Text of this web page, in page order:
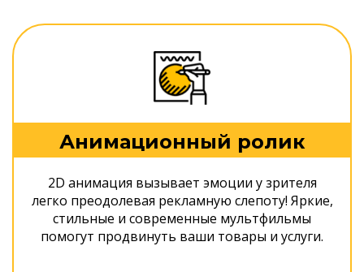
Анимационный ролик
2D анимация вызывает эмоции у зрителя
легко преодолевая рекламную слепоту! Яркие,
стильные и современные мультфильмы
помогут продвинуть ваши товары и услуги.